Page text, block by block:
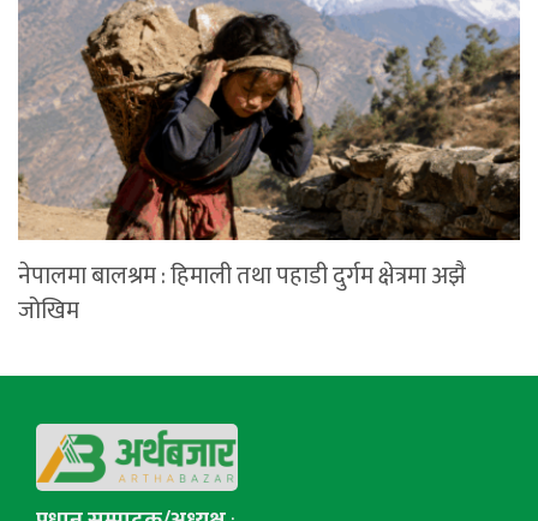
नेपालमा बालश्रम : हिमाली तथा पहाडी दुर्गम क्षेत्रमा अझै
जोखिम